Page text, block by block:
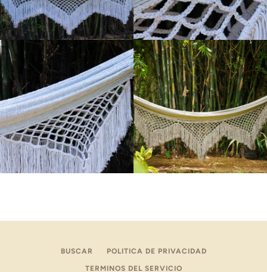
BUSCAR POLITICA DE PRIVACIDAD
TERMINOS DEL SERVICIO